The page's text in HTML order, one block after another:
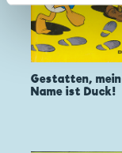
Gestatten, mein
Name ist Duck!